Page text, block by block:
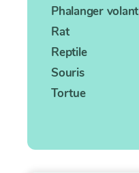
Phalanger volant
Rat
Reptile
Souris
Tortue